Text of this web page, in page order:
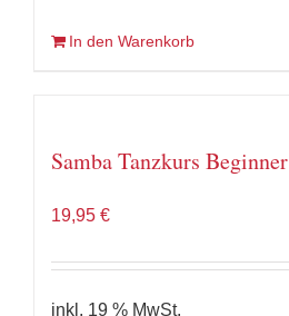
In den Warenkorb
Samba Tanzkurs Beginner
19,95 €
inkl. 19 % MwSt.